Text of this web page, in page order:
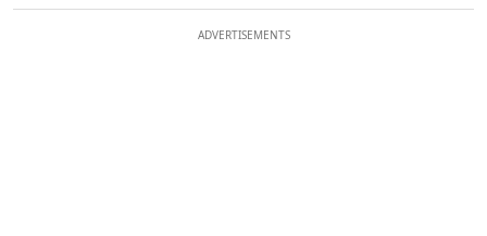
ADVERTISEMENTS